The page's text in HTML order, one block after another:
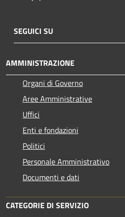
SEGUICI SU
AMMINISTRAZIONE
Organi di Governo
Aree Amministrative
Uffici
Enti e fondazioni
Politici
Personale Amministrativo
Documenti e dati
CATEGORIE DI SERVIZIO